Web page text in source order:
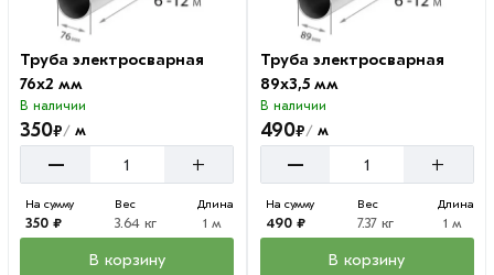
Труба электросварная
76х2 мм
В наличии
350₽/ м
– +
На сумму
350 ₽
Вес
3.64 кг
Длина
1 м
В корзину
Труба электросварная
89х3,5 мм
В наличии
490₽/м
– +
На сумму
490 ₽
Вес
7.37 кг
Длина
1 м
В корзину